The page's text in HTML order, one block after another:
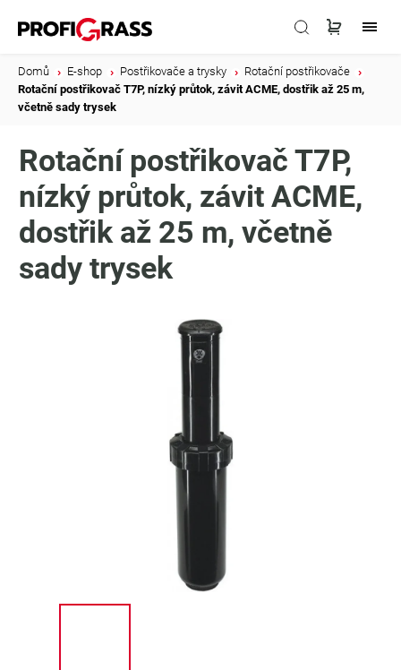
Domů E-shop Postřikovače a trysky Rotační postřikovače
Rotační postřikovač T7P, nízký průtok, závit ACME, dostřik až 25 m,
včetně sady trysek
Rotační postřikovač T7P,
nízký průtok, závit ACME,
dostřik až 25 m, včetně
sady trysek